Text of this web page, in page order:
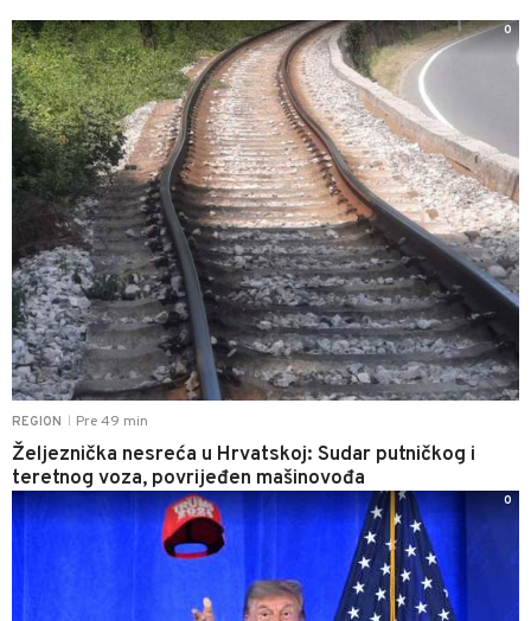
REGION Pre 49 min
Željeznička nesreća u Hrvatskoj: Sudar putničkog i
teretnog voza, povrijeđen mašinovođa
0
0